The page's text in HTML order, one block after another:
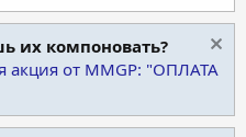
их компоновать?
акция от MMGP: "ОПЛАТА